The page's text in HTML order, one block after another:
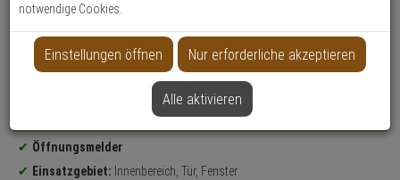
Produktmerkmale
Datenblatt drucken
Weitere Varianten...
Produktinformationen
Öffnungsmelder
Einsatzgebiet: Innenbereich, Tür, Fenster
notwendige Cookies.
Einstellungen öffnen Nur erforderliche akzeptieren
Alle aktivieren